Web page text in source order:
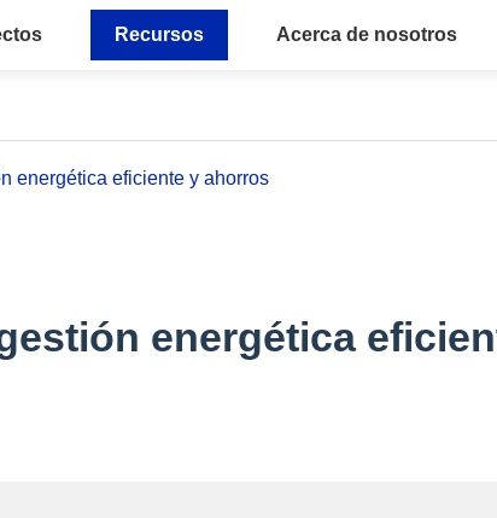
Recursos Acerca de nosotros
energética eficiente y ahorros
energética